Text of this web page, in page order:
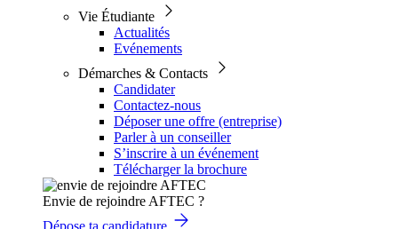
Vie Étudiante
Actualités
Evénements
Démarches & Contacts
Candidater
Contactez-nous
Déposer une offre (entreprise)
Parler à un conseiller
S’inscrire à un événement
Télécharger la brochure
Envie de rejoindre AFTEC ?
Dépose ta candidature